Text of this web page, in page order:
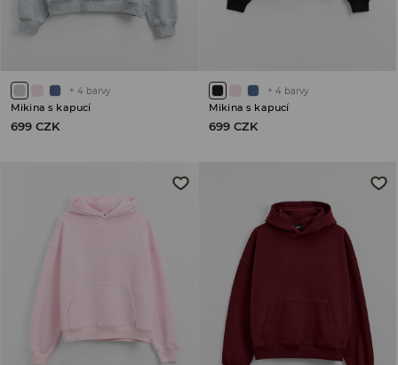
+ 4 barvy
Mikina s kapucí
699 CZK
+ 4 barvy
Mikina s kapucí
699 CZK